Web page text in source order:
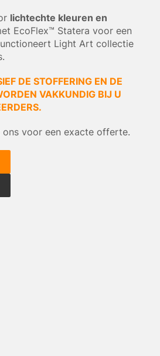
lichtechte kleuren en
EcoFlex™ Statera voor een
Light Art collectie
DE STOFFERING EN DE
VAKKUNDIG BIJ U
voor een exacte offerte.